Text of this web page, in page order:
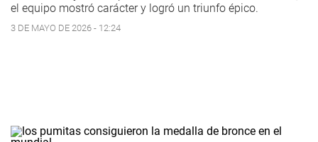
el equipo mostró carácter y logró un triunfo épico.
3 DE MAYO DE 2026 - 12:24